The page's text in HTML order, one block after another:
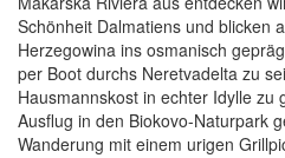
Schönheit Dalmatiens und blicken
Herzegowina ins osmanisch
per Boot durchs Neretvadelta zu
Hausmannskost in echter Idylle zu
Ausflug in den Biokovo-Naturpark
Wanderung mit einem urigen